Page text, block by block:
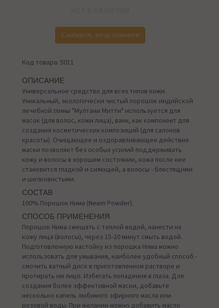
Сообщите, когда появится
Код товара: 5011
ОПИСАНИЕ
Универсальное средство для всех типов кожи.
Уникальный, экологически чистый порошок индийской
лечебной глины "Мултани Митти" используется для
масок (для волос, кожи лица), ванн, как компонент для
создания косметических композиций (для салонов
красоты). Очищающее и оздоравливающее действие
маски позволяет без особых усилий поддерживать
кожу и волосы в хорошем состоянии, кожа после нее
становится гладкой и сияющей, а волосы - блестящими
и шелковистыми.
СОСТАВ
100% Порошок Нима (Neem Powder).
СПОСОБ ПРИМЕНЕНИЯ
Порошок Нима смешать с теплой водой, нанести на
кожу лица (волосы), через 15-20 минут смыть водой.
Подготовленную настойку из порошка Нима можно
использовать для умывания, наиболее удобный способ -
смочить ватный диск в приготовленном растворе и
протирать им лицо. Избегать попадения в глаза. Для
создания более эффективной маски, добавьте
несколько капель любимого эфирного масла или
розовой воды. При желании можно добавить масло